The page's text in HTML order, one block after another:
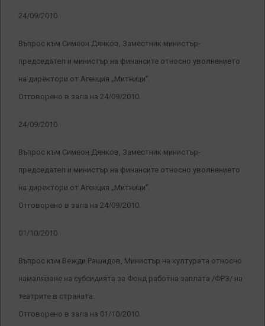
24/09/2010
Въпрос към Симеон Дянков, Заместник министър-
председател и министър на финансите относно уволнението
на директори от Агенция „Митници“.
Отговорено в зала на 24/09/2010.
24/09/2010
Въпрос към Симеон Дянков, Заместник министър-
председател и министър на финансите относно уволнението
на директори от Агенция „Митници“.
Отговорено в зала на 24/09/2010.
01/10/2010
Въпрос към Вежди Рашидов, Министър на културата относно
намаляване на субсидията за Фонд работна заплата /ФРЗ/ на
театрите в страната.
Отговорено в зала на 01/10/2010.